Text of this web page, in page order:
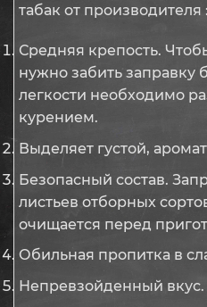
табак от производителя :
Средняя крепость.
нужно забить заправку
легкости необходимо
курением.
Выделяет густой,
Безопасный состав.
листьев отборных
очищается перед
Обильная пропитка в
Непревзойденный вкус.